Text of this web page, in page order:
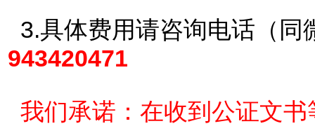
3.具体费用请咨询电话（同
943420471
我们承诺：在收到公证文